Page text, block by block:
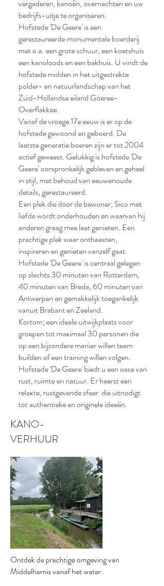
vergaderen, kanoën, overnachten en uw
bedrijfs-uitje te organiseren.
Hofstede 'De Geere' is een
gerestaureerde monumentale boerderij
met o.a. een grote schuur, een koetshuis
een kanoloods en een bakhuis. U vindt de
hofstede midden in het uitgestrekte
polder- en natuurlandschap van het
Zuid-Hollandse eiland Goeree-
Overflakkee.
Vanaf de vroege 17e eeuw is er op de
hofstede gewoond en geboerd. De
laatste generatie boeren zijn er tot 2004
actief geweest. Gelukkig is hofstede 'De
Geere' oorspronkelijk gebleven en geheel
in stijl, met behoud van eeuwenoude
details, gerestaureerd.
Een plek die door de bewoner; Sico met
liefde wordt onderhouden en waarvan hij
anderen graag mee laat genieten. Een
prachtige plek waar onthaasten,
inspireren en genieten vanzelf gaat.
Hofstede 'De Geere' is centraal gelegen
op slechts 30 minuten van Rotterdam,
40 minuten van Breda, 60 minuten van
Antwerpen en gemakkelijk toegankelijk
vanuit Brabant en Zeeland.
Kortom; een ideale uitwijkplaats voor
groepen tot maximaal 30 personen die
op een bijzondere manier willen team
builden of een training willen volgen.
Hofstede 'De Geere' biedt u een oase van
rust, ruimte en natuur. Er heerst een
relaxte, rustgevende sfeer die uitnodigt
tot authentieke en originele ideeën.
KANO-
VERHUUR
Ontdek de prachtige omgeving van
Middelharnis vanaf het water.